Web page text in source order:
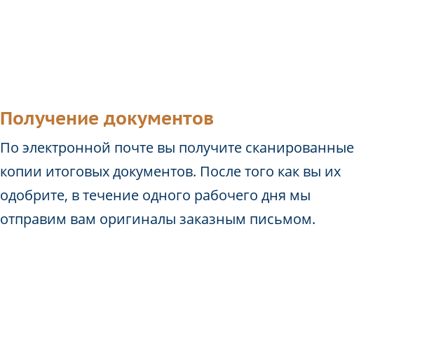
Получение документов
По электронной почте вы получите сканированные
копии итоговых документов. После того как вы их
одобрите, в течение одного рабочего дня мы
отправим вам оригиналы заказным письмом.